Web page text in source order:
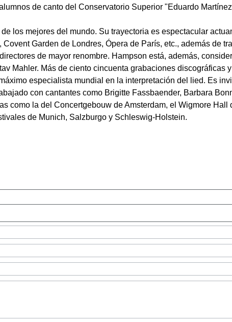
de canto del Conservatorio Superior "Eduardo
los mejores del mundo. Su trayectoria es espectacular
Garden de Londres, Ópera de París, etc., además de
de mayor renombre. Hampson está, además,
Mahler. Más de ciento cincuenta grabaciones discográficas
especialista mundial en la interpretación del lied. Es
con cantantes como Brigitte Fassbaender, Barbara
como la del Concertgebouw de Amsterdam, el Wigmore
de Munich, Salzburgo y Schleswig-Holstein.